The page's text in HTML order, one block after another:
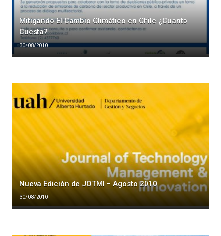
Mitigando El Cambio Climático en Chile ¿Cuanto
Cuesta?
30/08/2010
Nueva Edición de JOTMI – Agosto 2010
30/08/2010